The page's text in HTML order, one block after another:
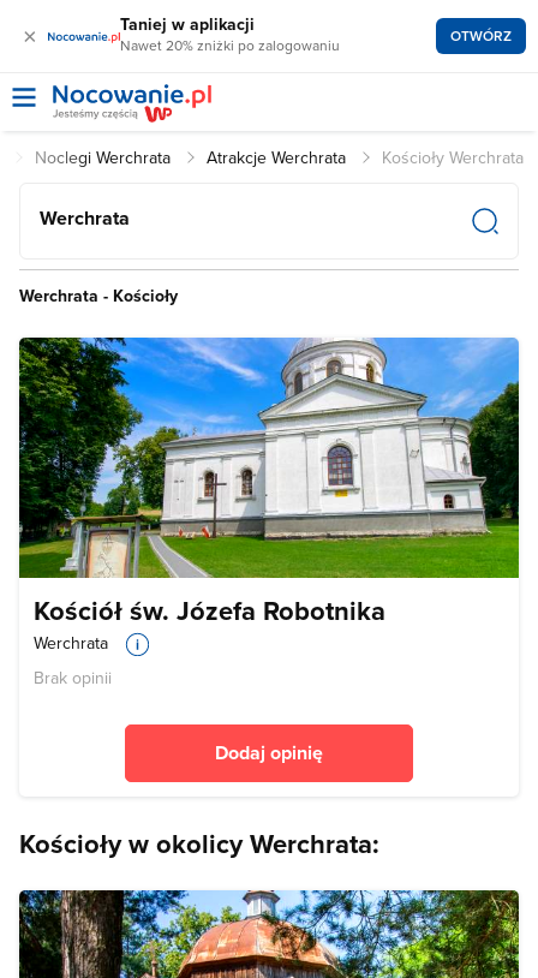
× Taniej w aplikacji
Nawet 20% zniżki po zalogowaniu OTWÓRZ
Noclegi Werchrata Atrakcje Werchrata Kościoły Werchrata
Werchrata
Werchrata - Kościoły
Kościół św. Józefa Robotnika
Werchrata
Brak opinii
Dodaj opinię
Kościoły w okolicy Werchrata: